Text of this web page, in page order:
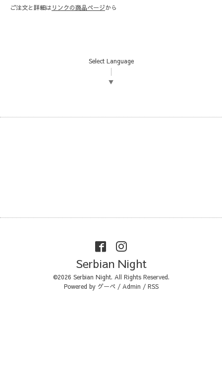
ご注文と詳細は リンクの商品ページから
Select Language
▼
Serbian Night
©2026 Serbian Night. All Rights Reserved.
Powered by グーペ/ Admin / RSS